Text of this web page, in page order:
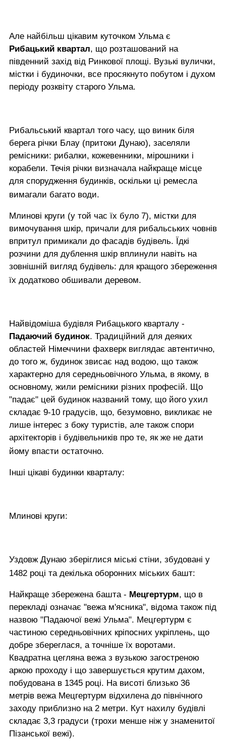
Але найбільш цікавим куточком Ульма є
Рибацький квартал, що розташований на
південний захід від Ринкової площі. Вузькі вулички,
містки і будиночки, все просякнуто побутом і духом
періоду розквіту старого Ульма.
Рибальський квартал того часу, що виник біля
берега річки Блау (притоки Дунаю), заселяли
ремісники: рибалки, кожевенники, мірошники і
корабели. Течія річки визначала найкраще місце
для спорудження будинків, оскільки ці ремесла
вимагали багато води.
Млинові круги (у той час їх було 7), містки для
вимочування шкір, причали для рибальських човнів
впритул примикали до фасадів будівель. Їдкі
розчини для дублення шкір вплинули навіть на
зовнішній вигляд будівель: для кращого збереження
їх додатково обшивали деревом.
Найвідоміша будівля Рибацького кварталу -
Падаючий будинок. Традиційний для деяких
областей Німеччини фахверк виглядає автентично,
до того ж, будинок звисає над водою, що також
характерно для середньовічного Ульма, в якому, в
основному, жили ремісники різних професій. Що
"падає" цей будинок названий тому, що його ухил
складає 9-10 градусів, що, безумовно, викликає не
лише інтерес з боку туристів, але також спори
архітекторів і будівельників про те, як же не дати
йому впасти остаточно.
Інші цікаві будинки кварталу:
Млинові круги:
Уздовж Дунаю зберіглися міські стіни, збудовані у
1482 році та декілька оборонних міських башт:
Найкраще збережена башта - Мецгертурм, що в
перекладі означає "вежа м'ясника", відома також під
назвою "Падаючої вежі Ульма". Мецгертурм є
частиною середньовічних кріпосних укріплень, що
добре збереглася, а точніше їх воротами.
Квадратна цегляна вежа з вузькою загостреною
аркою проходу і що завершується крутим дахом,
побудована в 1345 році. На висоті близько 36
метрів вежа Мецгертурм відхилена до північного
заходу приблизно на 2 метри. Кут нахилу будівлі
складає 3,3 градуси (трохи менше ніж у знаменитої
Пізанської вежі).